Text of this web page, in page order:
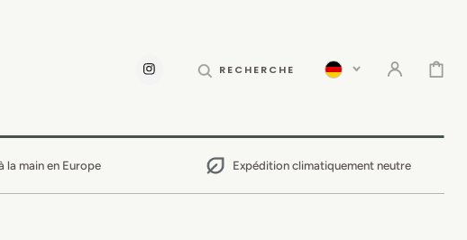
INSTAGRAMRECHERCHE PANIER
la main en Europe Expédition climatiquement neutre